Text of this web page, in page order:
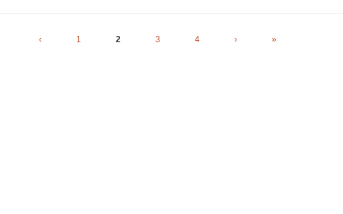
‹ 1 2 3 4 › »